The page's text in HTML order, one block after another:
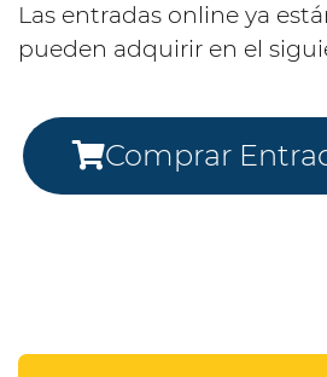
Las entradas online ya
pueden adquirir en el
Comprar